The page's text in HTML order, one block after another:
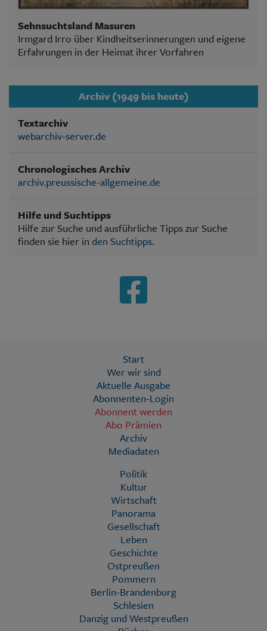
Sehnsuchtsland Masuren
Irmgard Irro über Kindheitserinnerungen und eigene
Erfahrungen in der Heimat ihrer Vorfahren
Archiv (1949 bis heute)
Textarchiv
webarchiv-server.de
Chronologisches Archiv
archiv.preussische-allgemeine.de
Hilfe und Suchtipps
Hilfe zur Suche und ausführliche Tipps zur Suche
finden sie hier in den Suchtipps.
Start
Wer wir sind
Aktuelle Ausgabe
Abonnenten-Login
Abonnent werden
Abo Prämien
Archiv
Mediadaten
Politik
Kultur
Wirtschaft
Panorama
Gesellschaft
Leben
Geschichte
Ostpreußen
Pommern
Berlin-Brandenburg
Schlesien
Danzig und Westpreußen